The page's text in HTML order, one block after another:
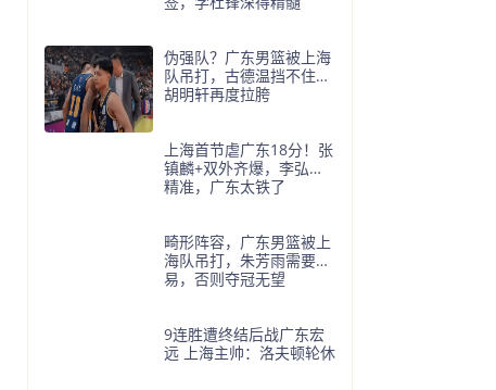
伪强队？广东男篮被上海
队吊打，古德温挡不住，
胡明轩再度拉胯
上海首节虐广东18分！张
镇麟+双外齐爆，李弘权
精准，广东太铁了
畸形阵容，广东男篮被上
海队吊打，朱芳雨需要交
易，否则夺冠无望
9连胜遭终结后战广东宏
远 上海主帅：洛夫顿轮休